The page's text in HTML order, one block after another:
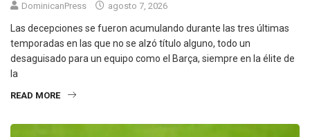
DominicanPress agosto 7, 2026
Las decepciones se fueron acumulando durante las tres últimas
temporadas en las que no se alzó título alguno, todo un
desaguisado para un equipo como el Barça, siempre en la élite de
la
READ MORE